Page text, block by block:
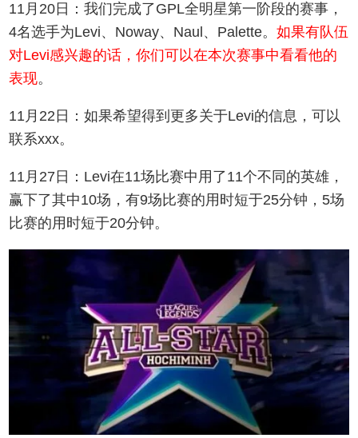
11月20日：我们完成了GPL全明星第一阶段的赛事，
4名选手为Levi、Noway、Naul、Palette。如果有队伍
对Levi感兴趣的话，你们可以在本次赛事中看看他的
表现。
11月22日：如果希望得到更多关于Levi的信息，可以
联系xxx。
11月27日：Levi在11场比赛中用了11个不同的英雄，
赢下了其中10场，有9场比赛的用时短于25分钟，5场
比赛的用时短于20分钟。